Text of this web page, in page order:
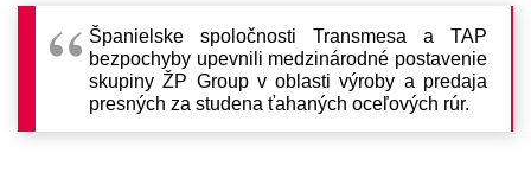
Španielske spoločnosti Transmesa a TAP
bezpochyby upevnili medzinárodné postavenie
skupiny ŽP Group v oblasti výroby a predaja
presných za studena ťahaných oceľových rúr.